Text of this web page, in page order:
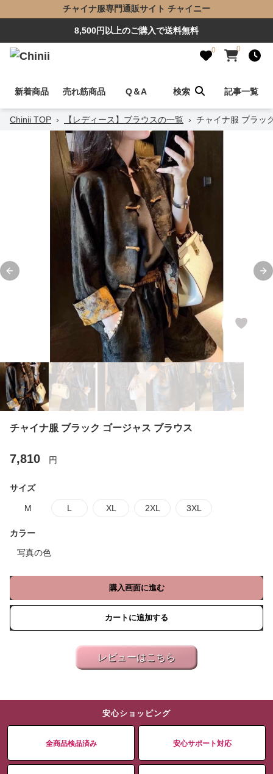
チャイナ服専門通販サイト チャイニー
8,500円以上のご購入で送料無料
0 0
新着商品 売れ筋商品 Q＆A 検索 記事一覧
Chinii TOP › 【レディース】ブラウスの一覧 › チャイナ服 ブラッ
Previous slide
チャイナ服 ブラック ゴージャス ブラウス
7,810 円
サイズ
M L XL 2XL 3XL
カラー
写真の色
購入画面に進む
カートに追加する
レビューはこちら
安心ショッピング
全商品検品済み 安心サポート対応